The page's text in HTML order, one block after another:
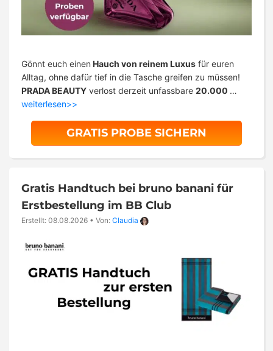
Gönnt euch einen Hauch von reinem Luxus für euren
Alltag, ohne dafür tief in die Tasche greifen zu müssen!
PRADA BEAUTY verlost derzeit unfassbare 20.000 …
weiterlesen>>
GRATIS PROBE SICHERN
Gratis Handtuch bei bruno banani für
Erstbestellung im BB Club
Erstellt: 08.08.2026 • Von: Claudia